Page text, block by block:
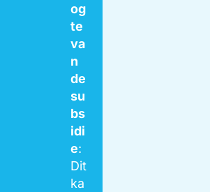
og
te
va
n
de
su
bs
idi
e:
Dit
ka